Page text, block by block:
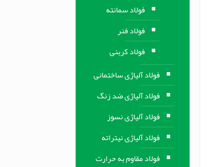
فولاد سمانته
فولاد فنر
فولاد کربنی
فولاد آلیاژی ساختمانی
فولاد آلیاژی ضد زنگ
فولاد آلیاژی نسوز
فولاد آلیاژی نیتراته
فولاد مقاوم به حرارت